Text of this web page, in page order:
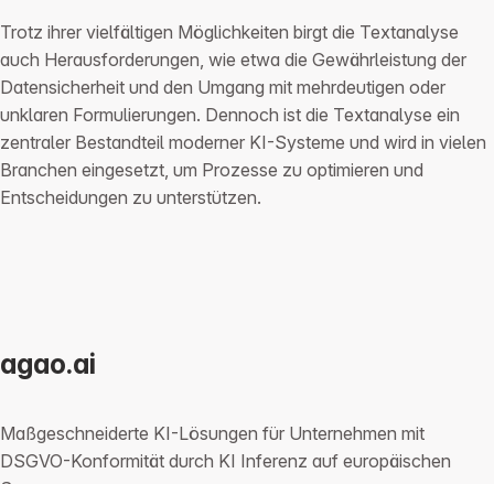
Trotz ihrer vielfältigen Möglichkeiten birgt die Textanalyse
auch Herausforderungen, wie etwa die Gewährleistung der
Datensicherheit und den Umgang mit mehrdeutigen oder
unklaren Formulierungen. Dennoch ist die Textanalyse ein
zentraler Bestandteil moderner KI-Systeme und wird in vielen
Branchen eingesetzt, um Prozesse zu optimieren und
Entscheidungen zu unterstützen.
agao.ai
Maßgeschneiderte KI-Lösungen für Unternehmen mit
DSGVO-Konformität durch KI Inferenz auf europäischen